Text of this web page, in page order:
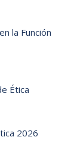
la Función
Ética
2026